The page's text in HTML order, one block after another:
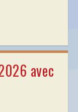
avec